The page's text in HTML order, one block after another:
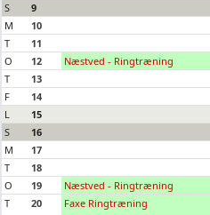
S
9
M
10
T
11
O
12
Næstved - Ringtræning
T
13
F
14
L
15
S
16
M
17
T
18
O
19
Næstved - Ringtræning
T
20
Faxe Ringtræning